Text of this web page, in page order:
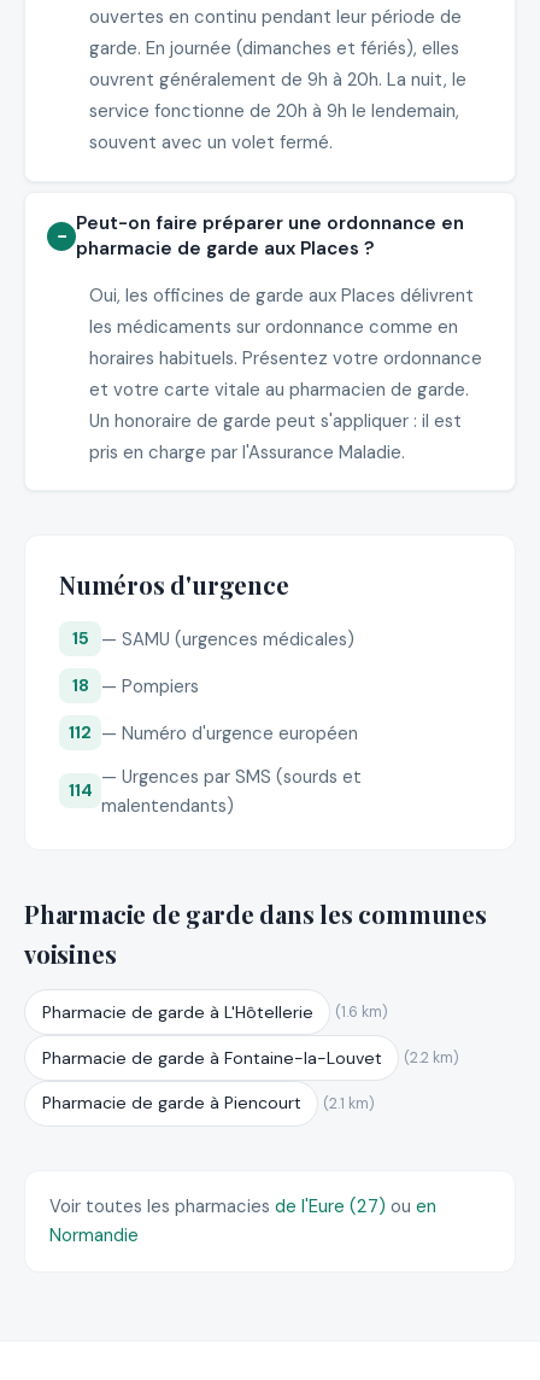
ouvertes en continu pendant leur période de
garde. En journée (dimanches et fériés), elles
ouvrent généralement de 9h à 20h. La nuit, le
service fonctionne de 20h à 9h le lendemain,
souvent avec un volet fermé.
Peut-on faire préparer une ordonnance en
pharmacie de garde aux Places ?
Oui, les officines de garde aux Places délivrent
les médicaments sur ordonnance comme en
horaires habituels. Présentez votre ordonnance
et votre carte vitale au pharmacien de garde.
Un honoraire de garde peut s'appliquer : il est
pris en charge par l'Assurance Maladie.
Numéros d'urgence
15 — SAMU (urgences médicales)
18 — Pompiers
112 — Numéro d'urgence européen
114
— Urgences par SMS (sourds et
malentendants)
Pharmacie de garde dans les communes
voisines
Pharmacie de garde à L'Hôtellerie (1.6 km)
Pharmacie de garde à Fontaine-la-Louvet (2.2 km)
Pharmacie de garde à Piencourt (2.1 km)
Voir toutes les pharmacies de l'Eure (27) ou en
Normandie